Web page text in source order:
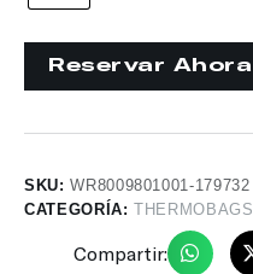
SKU:WR8009801001-179732
CATEGORÍA:THERMOBAGS
Compartir: